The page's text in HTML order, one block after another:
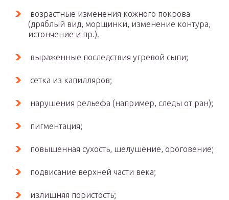
возрастные изменения кожного покрова
(дряблый вид, морщинки, изменение контура,
истончение и пр.).
выраженные последствия угревой сыпи;
сетка из капилляров;
нарушения рельефа (например, следы от ран);
пигментация;
повышенная сухость, шелушение, ороговение;
подвисание верхней части века;
излишняя пористость;